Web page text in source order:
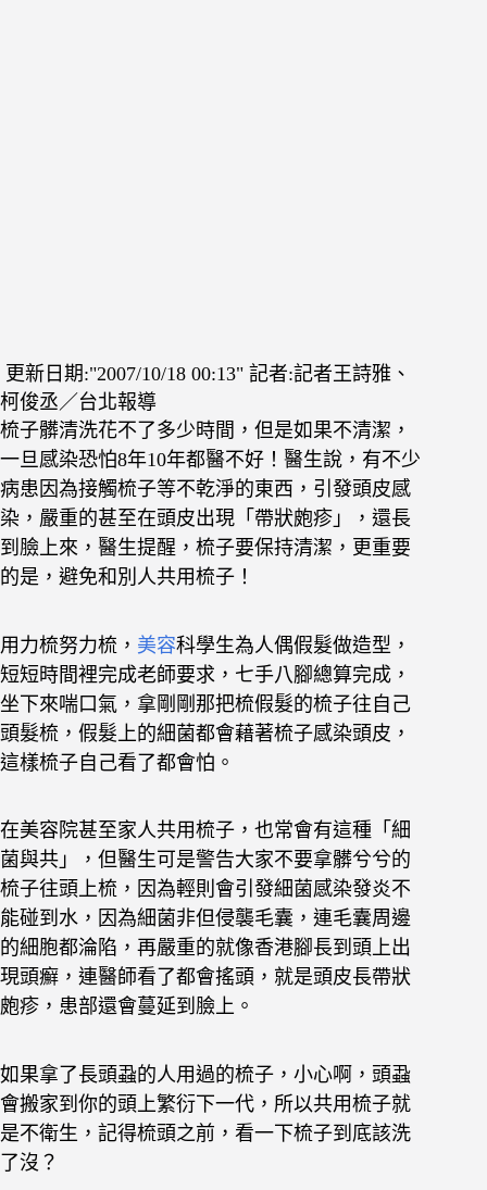
更新日期: 2007/10/18 00:13 記者:記者王詩雅、
柯俊丞／台北報導
梳子髒清洗花不了多少時間，但是如果不清潔，
一旦感染恐怕8年10年都醫不好！醫生說，有不少
病患因為接觸梳子等不乾淨的東西，引發頭皮感
染，嚴重的甚至在頭皮出現「帶狀皰疹」，還長
到臉上來，醫生提醒，梳子要保持清潔，更重要
的是，避免和別人共用梳子！
用力梳努力梳， 美容科學生為人偶假髮做造型，
短短時間裡完成老師要求，七手八腳總算完成，
坐下來喘口氣，拿剛剛那把梳假髮的梳子往自己
頭髮梳，假髮上的細菌都會藉著梳子感染頭皮，
這樣梳子自己看了都會怕。
在美容院甚至家人共用梳子，也常會有這種「細
菌與共」，但醫生可是警告大家不要拿髒兮兮的
梳子往頭上梳，因為輕則會引發細菌感染發炎不
能碰到水，因為細菌非但侵襲毛囊，連毛囊周邊
的細胞都淪陷，再嚴重的就像香港腳長到頭上出
現頭癬，連醫師看了都會搖頭，就是頭皮長帶狀
皰疹，患部還會蔓延到臉上。
如果拿了長頭蝨的人用過的梳子，小心啊，頭蝨
會搬家到你的頭上繁衍下一代，所以共用梳子就
是不衛生，記得梳頭之前，看一下梳子到底該洗
了沒？